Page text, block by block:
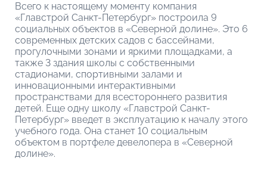
Всего к настоящему моменту компания
«Главстрой Санкт-Петербург» построила 9
социальных объектов в «Северной долине». Это 6
современных детских садов с бассейнами,
прогулочными зонами и яркими площадками, а
также 3 здания школы с собственными
стадионами, спортивными залами и
инновационными интерактивными
пространствами для всестороннего развития
детей. Еще одну школу «Главстрой Санкт-
Петербург» введет в эксплуатацию к началу этого
учебного года. Она станет 10 социальным
объектом в портфеле девелопера в «Северной
долине».